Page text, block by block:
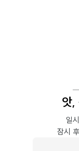
앗,
일
잠시